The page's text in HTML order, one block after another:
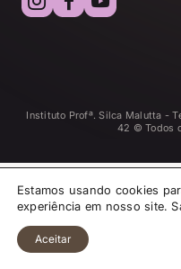
Instituto Profª. Silca Malutta -
42 © Todos
Estamos usando cookies
experiência em nosso site.
Aceitar